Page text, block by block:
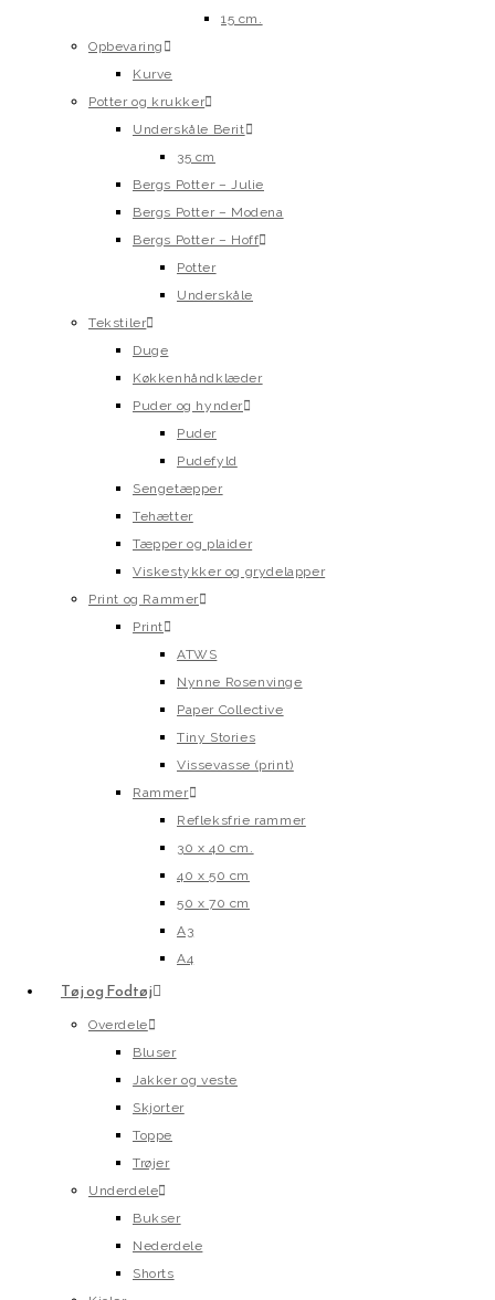
15 cm.
Opbevaring
Kurve
Potter og krukker
Underskåle Berit
35 cm
Bergs Potter – Julie
Bergs Potter – Modena
Bergs Potter – Hoff
Potter
Underskåle
Tekstiler
Duge
Køkkenhåndklæder
Puder og hynder
Puder
Pudefyld
Sengetæpper
Tehætter
Tæpper og plaider
Viskestykker og grydelapper
Print og Rammer
Print
ATWS
Nynne Rosenvinge
Paper Collective
Tiny Stories
Vissevasse (print)
Rammer
Refleksfrie rammer
30 x 40 cm.
40 x 50 cm
50 x 70 cm
A3
A4
Tøj og Fodtøj
Overdele
Bluser
Jakker og veste
Skjorter
Toppe
Trøjer
Underdele
Bukser
Nederdele
Shorts